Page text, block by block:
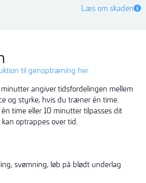
Læs om skaden
til genoptræning her
minutter angiver tidsfordelingen mellem
og styrke, hvis du træner én time.
time eller 10 minutter tilpasses dit
optrappes over tid.
svømning, løb på blødt underlag